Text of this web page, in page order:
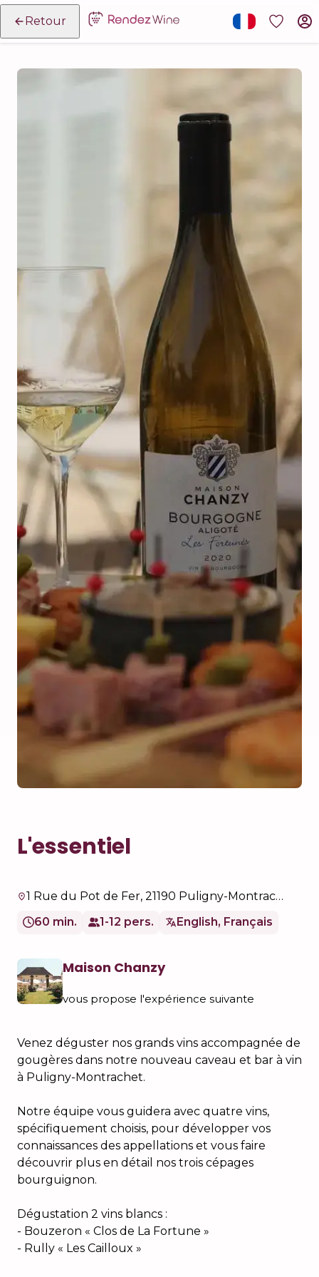
Retour
L'essentiel
1 Rue du Pot de Fer, 21190 Puligny-Montrachet, France
60 min.
1-12 pers. English, Français
Maison Chanzy
vous propose l'expérience suivante
Venez déguster nos grands vins accompagnée de
gougères dans notre nouveau caveau et bar à vin
à Puligny-Montrachet.
Notre équipe vous guidera avec quatre vins,
spécifiquement choisis, pour développer vos
connaissances des appellations et vous faire
découvrir plus en détail nos trois cépages
bourguignon.
Dégustation 2 vins blancs :
- Bouzeron « Clos de La Fortune »
- Rully « Les Cailloux »